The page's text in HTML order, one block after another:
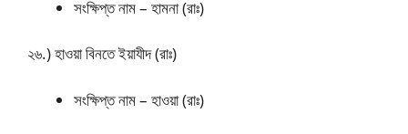
সংক্ষিপ্ত নাম – হামনা (রাঃ)
২৬.) হাওয়া বিনতে ইয়াযীদ (রাঃ)
সংক্ষিপ্ত নাম – হাওয়া (রাঃ)